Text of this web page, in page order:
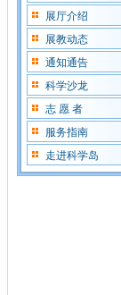
展厅介绍
展教动态
通知通告
科学沙龙
志 愿 者
服务指南
走进科学岛